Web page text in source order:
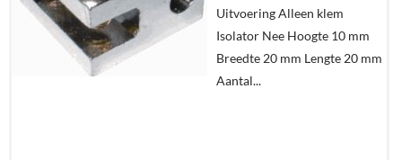
In
winkelmand
Uitvoering Alleen klem
Isolator Nee Hoogte 10 mm
Breedte 20 mm Lengte 20 mm
Aantal...